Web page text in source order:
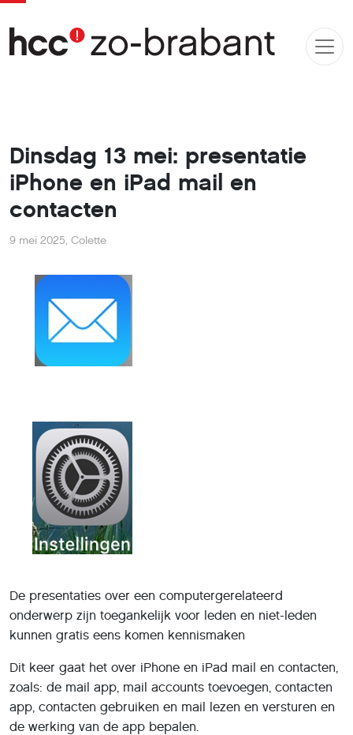
Dinsdag 13 mei: presentatie
iPhone en iPad mail en
contacten
9 mei 2025, Colette
De presentaties over een computergerelateerd
onderwerp zijn toegankelijk voor leden en niet-leden
kunnen gratis eens komen kennismaken
Dit keer gaat het over iPhone en iPad mail en contacten,
zoals: de mail app, mail accounts toevoegen, contacten
app, contacten gebruiken en mail lezen en versturen en
de werking van de app bepalen.